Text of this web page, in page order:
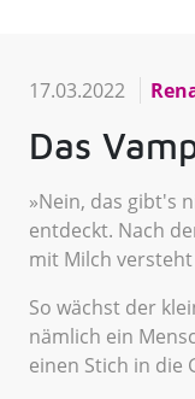
17.03.2022
Das
»Nein, das gibt's
entdeckt. Nach
mit Milch
So wächst der
nämlich ein
einen Stich in die